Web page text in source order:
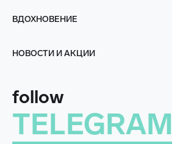
ВДОХНОВЕНИЕ
НОВОСТИ И АКЦИИ
follow
TELEGRAM